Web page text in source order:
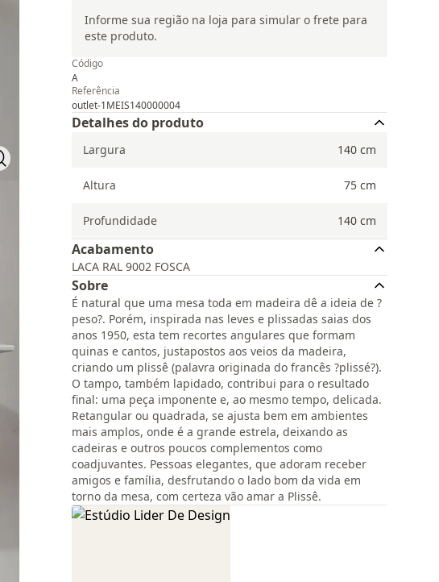
Informe sua região na loja para simular o frete para
este produto.
Código
A
Referência
outlet-1MEIS140000004
Detalhes do produto
Largura 140 cm
Altura 75 cm
Profundidade 140 cm
Acabamento
LACA RAL 9002 FOSCA
Sobre
É natural que uma mesa toda em madeira dê a ideia de ?
peso?. Porém, inspirada nas leves e plissadas saias dos
anos 1950, esta tem recortes angulares que formam
quinas e cantos, justapostos aos veios da madeira,
criando um plissê (palavra originada do francês ?plissé?).
O tampo, também lapidado, contribui para o resultado
final: uma peça imponente e, ao mesmo tempo, delicada.
Retangular ou quadrada, se ajusta bem em ambientes
mais amplos, onde é a grande estrela, deixando as
cadeiras e outros poucos complementos como
coadjuvantes. Pessoas elegantes, que adoram receber
amigos e família, desfrutando o lado bom da vida em
torno da mesa, com certeza vão amar a Plissê.